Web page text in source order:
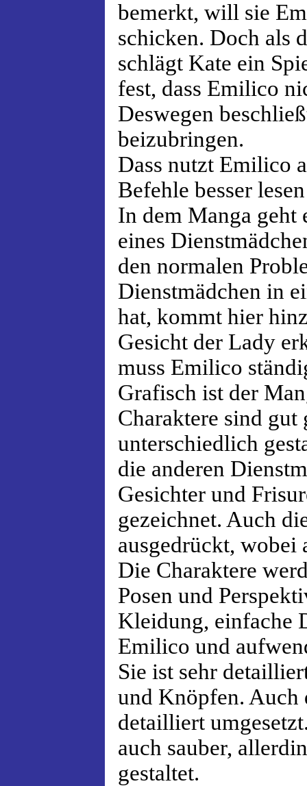
bemerkt, will sie
schicken. Doch als
schlägt Kate ein
fest, dass Emilico
Deswegen
beizubringen.
Dass nutzt Emilico
Befehle besser
In dem Manga geht
eines
den normalen
Dienstmädchen in
hat, kommt hier
Gesicht der Lady
muss Emilico
Grafisch ist der
Charaktere sind gut
unterschiedlich
die anderen
Gesichter und
gezeichnet. Auch
ausgedrückt, wobei
Die Charaktere
Posen und
Kleidung, einfache
Emilico und
Sie ist sehr
und Knöpfen. Auch
detailliert
auch sauber,
gestaltet.